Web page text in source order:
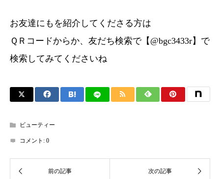
お友達にもを紹介してくださる方は
ＱＲコードからか、友だち検索で【@bgc3433r】で
検索してみてくださいね
ビューティー
コメント: 0